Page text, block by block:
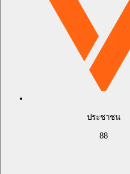
ประชาชน
88